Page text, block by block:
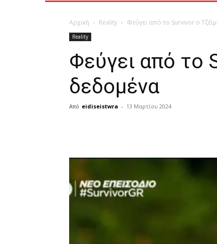
Αρχική Reality Φεύγει από το Survivor ο
Reality
Φεύγει από το
δεδομένα
Από eidiseistwra - 13 Μαρτίου 2024